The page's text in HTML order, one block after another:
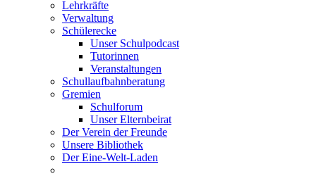
Lehrkräfte
Verwaltung
Schülerecke
Unser Schulpodcast
Tutorinnen
Veranstaltungen
Schullaufbahnberatung
Gremien
Schulforum
Unser Elternbeirat
Der Verein der Freunde
Unsere Bibliothek
Der Eine-Welt-Laden